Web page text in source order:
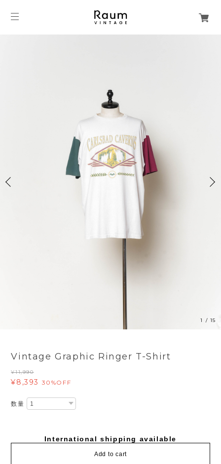
1 / 15
Vintage Graphic Ringer T-Shirt
¥11,990
¥8,393 30%OFF
数量
International shipping available
Add to cart